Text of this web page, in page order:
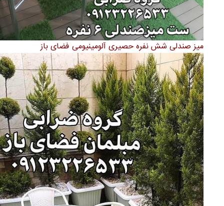
میز صندلی شش نفره حصیری آلومینیومی فضای باز